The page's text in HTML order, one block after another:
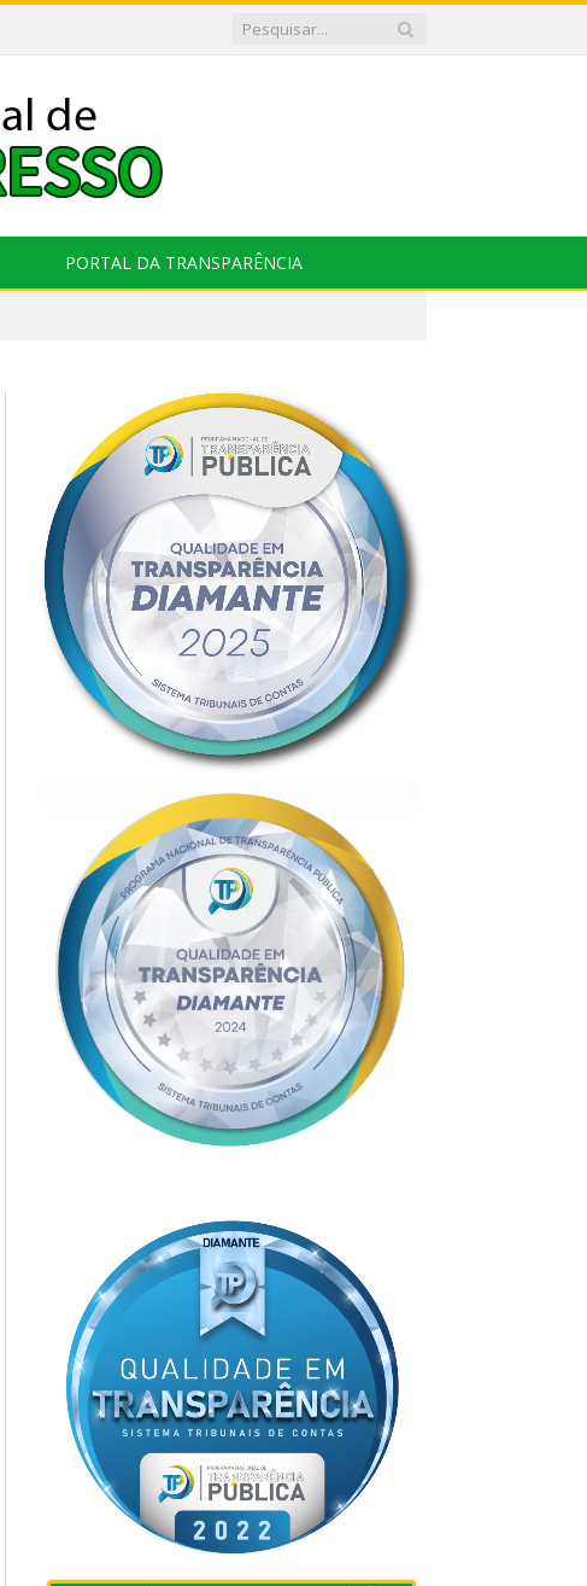
PORTAL DA TRANSPARÊNCIA